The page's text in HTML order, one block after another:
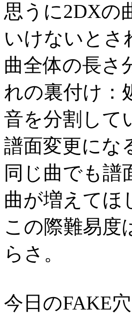
思うに2DXの
いけないとさ
曲全体の長さ
れの裏付け：
音を分割して
譜面変更にな
同じ曲でも譜
曲が増えてほ
この際難易度
らさ。
今日のFAKE